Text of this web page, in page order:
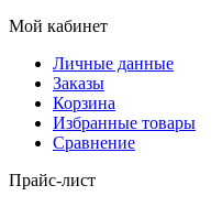
Мой кабинет
Личные данные
Заказы
Корзина
Избранные товары
Сравнение
Прайс-лист